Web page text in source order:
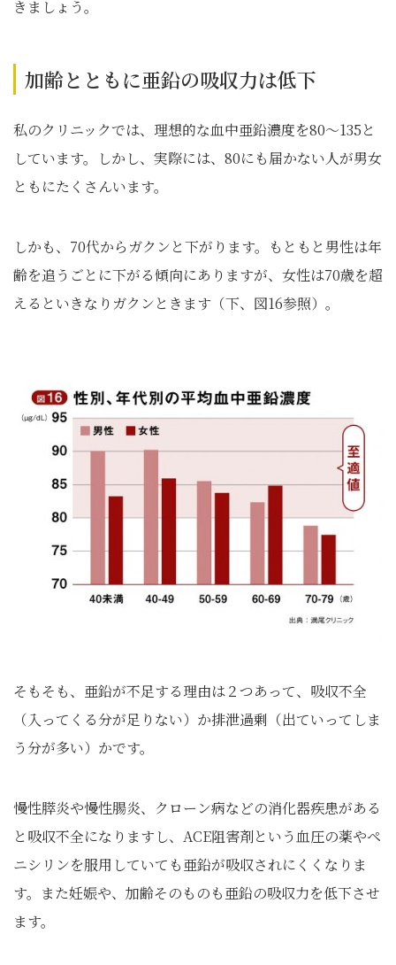
きましょう。
加齢とともに亜鉛の吸収力は低下
私のクリニックでは、理想的な血中亜鉛濃度を80～135と
しています。しかし、実際には、80にも届かない人が男女
ともにたくさんいます。
しかも、70代からガクンと下がります。もともと男性は年
齢を追うごとに下がる傾向にありますが、女性は70歳を超
えるといきなりガクンときます（下、図16参照）。
そもそも、亜鉛が不足する理由は２つあって、吸収不全
（入ってくる分が足りない）か排泄過剰（出ていってしま
う分が多い）かです。
慢性膵炎や慢性腸炎、クローン病などの消化器疾患がある
と吸収不全になりますし、ACE阻害剤という血圧の薬やペ
ニシリンを服用していても亜鉛が吸収されにくくなりま
す。また妊娠や、加齢そのものも亜鉛の吸収力を低下させ
ます。